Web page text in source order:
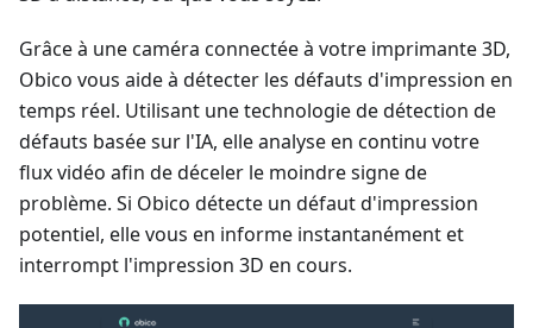
Grâce à une caméra connectée à votre imprimante 3D,
Obico vous aide à détecter les défauts d'impression en
temps réel. Utilisant une technologie de détection de
défauts basée sur l'IA, elle analyse en continu votre
flux vidéo afin de déceler le moindre signe de
problème. Si Obico détecte un défaut d'impression
potentiel, elle vous en informe instantanément et
interrompt l'impression 3D en cours.